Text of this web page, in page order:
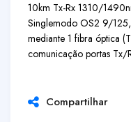
10km Tx-Rx 1310/
Singlemodo OS2 9/
mediante 1 fibra óptica
comunicação portas
Compartilhar